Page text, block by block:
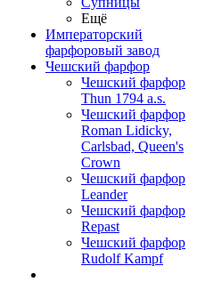
Ещё
Императорский
фарфоровый завод
Чешский фарфор
Чешский фарфор
Thun 1794 a.s.
Чешский фарфор
Roman Lidicky,
Carlsbad, Queen's
Crown
Чешский фарфор
Leander
Чешский фарфор
Repast
Чешский фарфор
Rudolf Kampf